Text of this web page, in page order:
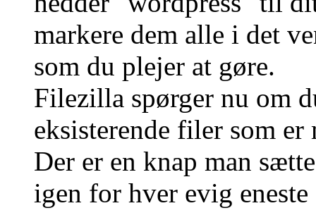
markere dem alle i det
som du plejer at gøre.
Filezilla spørger nu om
eksisterende filer som
Der er en knap man
igen for hver evig